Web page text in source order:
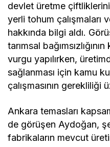
devlet üretme
yerli tohum çalışmaları
hakkında bilgi aldı.
tarımsal
vurgu yapılırken,
sağlanması için kamu
çalışmasının gerekliliği
Ankara temasları
de görüşen Aydoğan,
fabrikaların mevcut